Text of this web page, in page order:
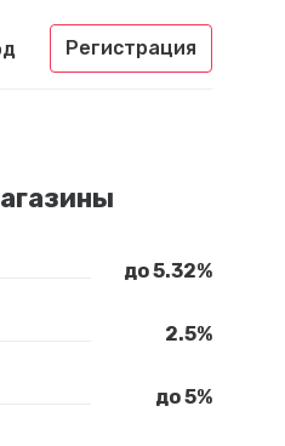
Регистрация
до 5.32%
2.5%
до 5%